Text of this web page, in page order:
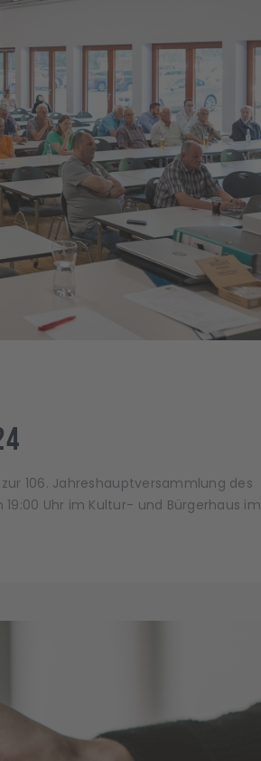
106. Jahreshauptversammlung des
Uhr im Kultur- und Bürgerhaus im